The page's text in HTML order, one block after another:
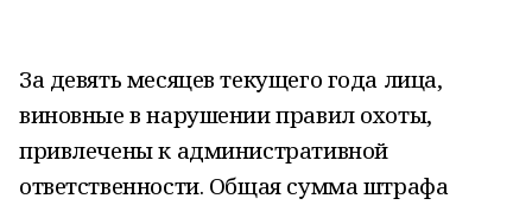
За девять месяцев текущего года лица,
виновные в нарушении правил охоты,
привлечены к административной
ответственности. Общая сумма штрафа